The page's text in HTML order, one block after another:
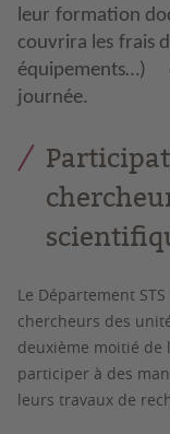
leur formation
couvrira les frais
journée.
Le Département
chercheurs des
deuxième moitié de
participer à des
leurs travaux de